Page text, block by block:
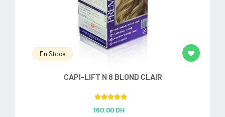
En Stock
CAPI-LIFT N 8 BLOND CLAIR
out of 5
160.00 DH